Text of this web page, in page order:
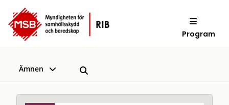
Program
Ämnen